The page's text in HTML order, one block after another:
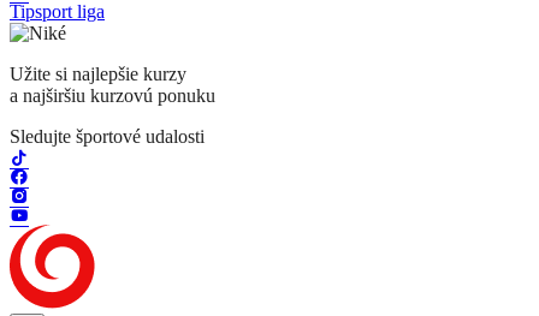
Tipsport liga
Užite si najlepšie kurzy
a najširšiu kurzovú ponuku
Sledujte športové udalosti